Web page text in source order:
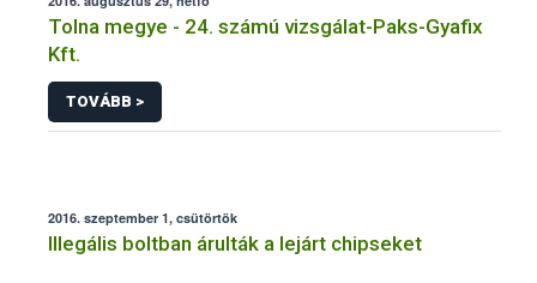
Tolna megye - 24. számú vizsgálat-Paks-Gyafix
Kft.
TOVÁBB >
2016. szeptember 1, csütörtök
Illegális boltban árulták a lejárt chipseket